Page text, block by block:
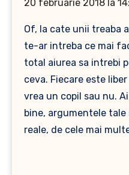
20 februarie 2018 la
Of, la cate unii treaba
te-ar intreba ce mai
total aiurea sa intrebi
ceva. Fiecare este
vrea un copil sau nu.
bine, argumentele
reale, de cele mai